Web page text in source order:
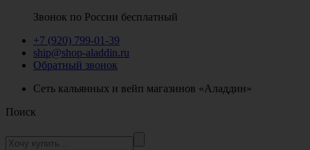
Звонок по России бесплатный
+7 (920) 799-01-39
ship@shop-aladdin.ru
Обратный звонок
Сеть кальянных и вейп магазинов «Аладдин»
Поиск